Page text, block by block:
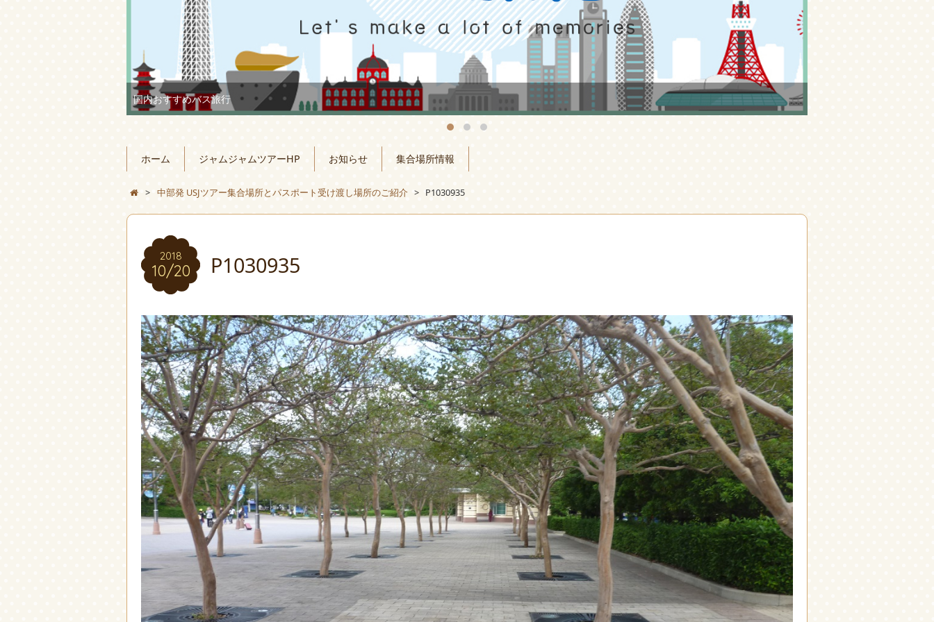
国内おすすめバス旅行
ホーム ジャムジャムツアーHP お知らせ 集合場所情報
> 中部発 USJツアー集合場所とパスポート受け渡し場所のご紹介 > P1030935
2018
10/20 P1030935